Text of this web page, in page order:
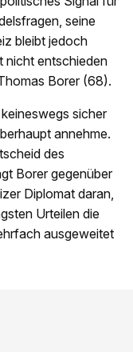
seine
bleibt jedoch
nicht entschieden
Borer (68).
sicher
annehme.
des
Borer gegenüber
Diplomat daran,
Urteilen die
ausgeweitet